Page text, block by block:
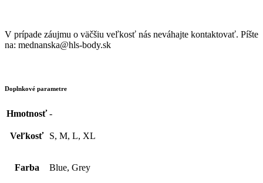
V prípade záujmu o väčšiu veľkosť nás neváhajte kontaktovať. Píšte
na: mednanska@hls-body.sk
Doplnkové parametre
Hmotnosť -
Veľkosť S, M, L, XL
Farba Blue, Grey